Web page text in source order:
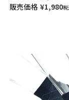
ース 01841591
販売価格 ¥1,980